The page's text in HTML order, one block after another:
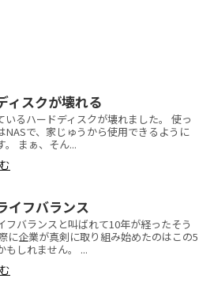
ィスクが壊れる
いるハードディスクが壊れました。 使っ
NASで、家じゅうから使用できるように
。 まぁ、そん...
イフバランス
フバランスと叫ばれて10年が経ったそう
に企業が真剣に取り組み始めたのはこの5
もしれません。 ...